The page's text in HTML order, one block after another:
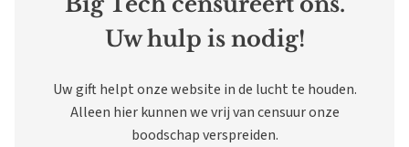
Uw hulp is nodig!
Uw gift helpt onze website in de lucht te houden.
Alleen hier kunnen we vrij van censuur onze
boodschap verspreiden.